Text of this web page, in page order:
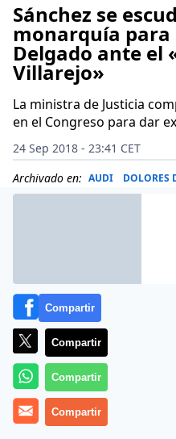
Sánchez se
monarquía para
Delgado ante el
Villarejo»
La ministra de Justicia
en el Congreso para dar
24 Sep 2018 - 23:41 CET
Archivado en: AUDI DOLORES
Compartir
Compartir
Compartir
Compartir